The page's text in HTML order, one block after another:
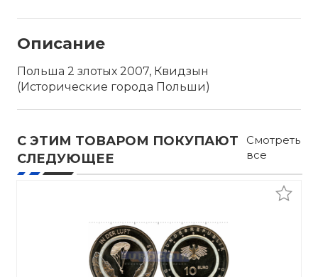
Описание
Польша 2 злотых 2007, Квидзын
(Исторические города Польши)
С ЭТИМ ТОВАРОМ ПОКУПАЮТ
СЛЕДУЮЩЕЕ
Смотреть
все